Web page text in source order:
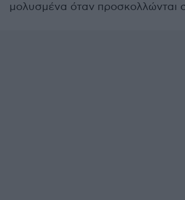
μολυσμένα όταν προσκολλώνται